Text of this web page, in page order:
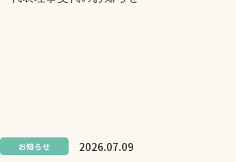
お知らせ 2026.07.09